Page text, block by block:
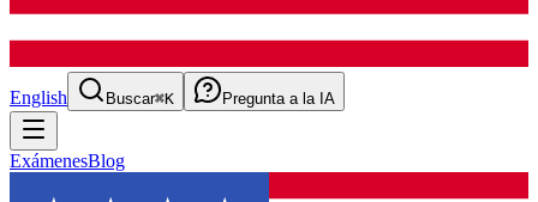
English Buscar⌘K Pregunta a la IA
ExámenesBlog